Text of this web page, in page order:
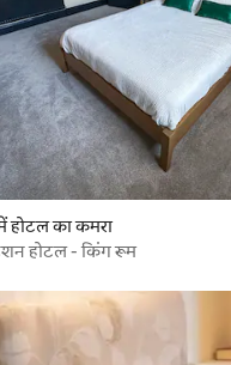
का कमरा
होटल - किंग रूम